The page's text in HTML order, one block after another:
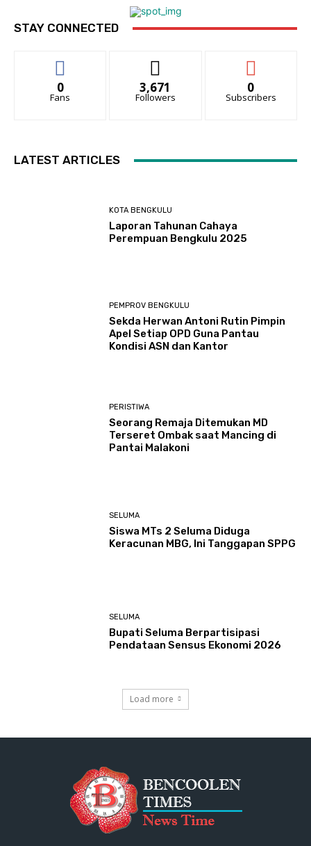
STAY CONNECTED
0
Fans
3,671
Followers
0
Subscribers
LATEST ARTICLES
KOTA BENGKULU
Laporan Tahunan Cahaya
Perempuan Bengkulu 2025
PEMPROV BENGKULU
Sekda Herwan Antoni Rutin Pimpin
Apel Setiap OPD Guna Pantau
Kondisi ASN dan Kantor
PERISTIWA
Seorang Remaja Ditemukan MD
Terseret Ombak saat Mancing di
Pantai Malakoni
SELUMA
Siswa MTs 2 Seluma Diduga
Keracunan MBG, Ini Tanggapan SPPG
SELUMA
Bupati Seluma Berpartisipasi
Pendataan Sensus Ekonomi 2026
Load more